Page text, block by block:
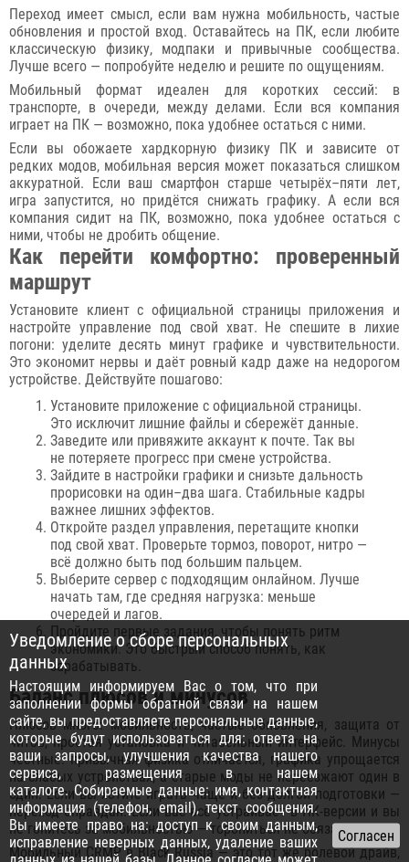
Переход имеет смысл, если вам нужна мобильность, частые
обновления и простой вход. Оставайтесь на ПК, если любите
классическую физику, модпаки и привычные сообщества.
Лучше всего — попробуйте неделю и решите по ощущениям.
Мобильный формат идеален для коротких сессий: в
транспорте, в очереди, между делами. Если вся компания
играет на ПК — возможно, пока удобнее остаться с ними.
Если вы обожаете хардкорную физику ПК и зависите от
редких модов, мобильная версия может показаться слишком
аккуратной. Если ваш смартфон старше четырёх–пяти лет,
игра запустится, но придётся снижать графику. А если вся
компания сидит на ПК, возможно, пока удобнее остаться с
ними, чтобы не дробить общение.
Как перейти комфортно: проверенный
маршрут
Установите клиент с официальной страницы приложения и
настройте управление под свой хват. Не спешите в лихие
погони: уделите десять минут графике и чувствительности.
Это экономит нервы и даёт ровный кадр даже на недорогом
устройстве. Действуйте пошагово:
Установите приложение с официальной страницы.
Это исключит лишние файлы и сбережёт данные.
Заведите или привяжите аккаунт к почте. Так вы
не потеряете прогресс при смене устройства.
Зайдите в настройки графики и снизьте дальность
прорисовки на один–два шага. Стабильные кадры
важнее лишних эффектов.
Откройте раздел управления, перетащите кнопки
под свой хват. Проверьте тормоз, поворот, нитро —
всё должно быть под большим пальцем.
Выберите сервер с подходящим онлайном. Лучше
начать там, где средняя нагрузка: меньше
очередей и лагов.
Пройдите первые задания, чтобы понять ритм
экономики. Это быстрый способ понять, как
зарабатывать.
Баланс плюсов и минусов
Плюсов много: мобильность, частые обновления, защита от
читов, простая установка и читабельный интерфейс. Минусы
честные: привычная физика отличается, графика упрощается
на слабых устройствах, а старые моды не переезжают один в
один. Если вы хотите играть чаще и без долгой подготовки —
переход оправдан. Если вас всё устраивает в ПК-версии и вы
не гонитесь за мобильностью — торопиться не обязательно.
Мобильный CRMP в Black Russia — это тот же ролевой драйв,
Уведомление о сборе персональных
данных
Настоящим информируем Вас о том, что при
заполнении формы обратной связи на нашем
сайте, вы предоставляете персональные данные,
которые будут использоваться для: ответа на
ваши запросы, улучшения качества нашего
сервиса, размещения в нашем
каталоге. Собираемые данные: имя, контактная
информация (телефон, email), текст сообщения.
Вы имеете право на: доступ к своим данным,
исправление неверных данных, удаление ваших